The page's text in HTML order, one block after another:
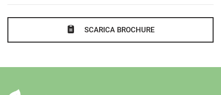
Kit 5 Posti
Radio Touchscreen DAB
SCARICA BROCHURE